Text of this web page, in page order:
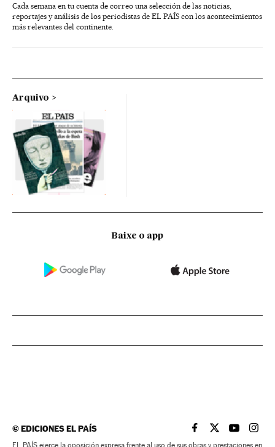
Cada semana en tu cuenta de correo una selección de las noticias,
reportajes y análisis de los periodistas de EL PAÍS con los acontecimientos
más relevantes del continente.
Arquivo
Baixe o app
©EDICIONES EL PAÍS EL PAÍS BRASIL EN
EL PAÍSEL PAÍS
EL
EL PAÍS ejerce la oposición expresa frente al uso de sus obras y prestaciones en